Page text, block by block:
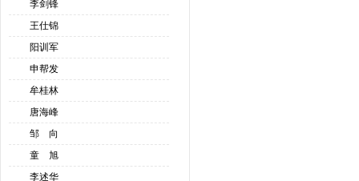
李剑锋
王仕锦
阳训军
申帮发
牟桂林
唐海峰
邹 向
童 旭
李述华